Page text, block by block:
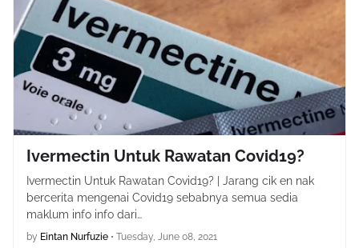
Ivermectin Untuk Rawatan Covid19?
Ivermectin Untuk Rawatan Covid19? | Jarang cik en nak
bercerita mengenai Covid19 sebabnya semua sedia
maklum info info dari…
by Eintan Nurfuzie • Tuesday, June 08, 2021